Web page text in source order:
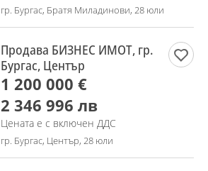
гр. Бургас, Братя Миладинови, 28 юли
Продава БИЗНЕС ИМОТ, гр.
Бургас, Център
1 200 000 €
2 346 996 лв
Цената е с включен ДДС
гр. Бургас, Център, 28 юли